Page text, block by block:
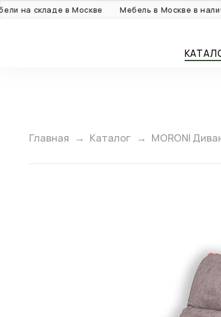
складе в Москве Мебель в Москве в наличии:
Главная Каталог MORONI